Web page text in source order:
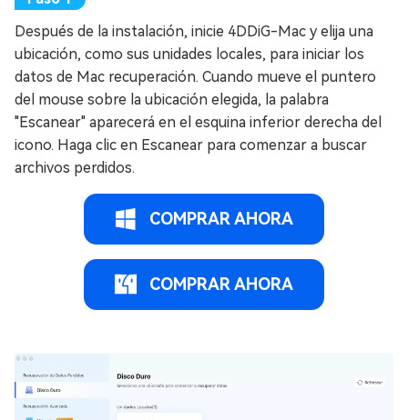
Después de la instalación, inicie 4DDiG-Mac y elija una
ubicación, como sus unidades locales, para iniciar los
datos de Mac recuperación. Cuando mueve el puntero
del mouse sobre la ubicación elegida, la palabra
"Escanear" aparecerá en el esquina inferior derecha del
icono. Haga clic en Escanear para comenzar a buscar
archivos perdidos.
COMPRAR AHORA
COMPRAR AHORA